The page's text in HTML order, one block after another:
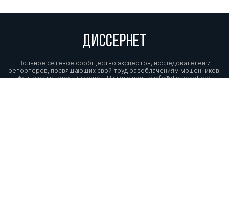
ДИССЕРНЕТ
Вольное сетевое сообщество экспертов, исследователей и
репортеров, посвящающих свой труд разоблачениям мошенников,
фальсификаторов и лжецов. Пишите нам наinfo@dissernet.org.